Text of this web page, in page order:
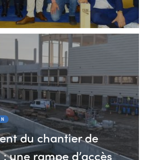
du chantier de
une rampe d’accès